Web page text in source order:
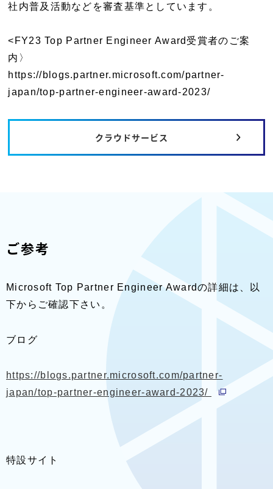
社内普及活動などを審査基準としています。
<FY23 Top Partner Engineer Award受賞者のご案
内〉
https://blogs.partner.microsoft.com/partner-
japan/top-partner-engineer-award-2023/
クラウドサービス
ご参考
Microsoft Top Partner Engineer Awardの詳細は、以
下からご確認下さい。
ブログ
https://blogs.partner.microsoft.com/partner-
japan/top-partner-engineer-award-2023/
別ウィンド
特設サイト